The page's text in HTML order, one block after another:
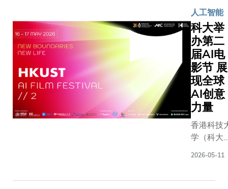
传统文
化艺术
的宝贵
机会，
并进一
步推动
大学在
汉字艺
术领域
的学术
研究、
播和国
流。苏
新科技
进国际交
景。科大
致辞时表
标志着科
人文及跨
面的重要
国家发表
纲要，明
建设 ; 香
2024 年
产业发展
界领袖、
作人、学
生及公众
探讨AI如
电影创作
模式。今
节反应热
收到来自
个国家及
1,300份
品，数量
多近一倍
人工智能
科大举
办第二
届AI电
影节 展
现全球
AI创意
力量
香港科技
学（科大
2026-05-11